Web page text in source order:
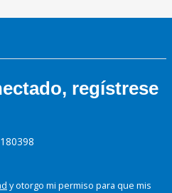
regístrese
y otorgo mi permiso para que mis